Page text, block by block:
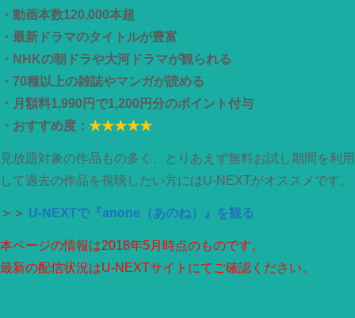
・動画本数120,000本超
・最新ドラマのタイトルが豊富
・NHKの朝ドラや大河ドラマが観られる
・70種以上の雑誌やマンガが読める
・月額料1,990円で1,200円分のポイント付与
・おすすめ度： ★★★★★
見放題対象の作品もの多く、とりあえず無料お試し期間を利用
して過去の作品を視聴したい方にはU-NEXTがオススメです。
＞＞ U-NEXTで『anone（あのね）』を観る
本ページの情報は2018年5月時点のものです。
最新の配信状況はU-NEXTサイトにてご確認ください。